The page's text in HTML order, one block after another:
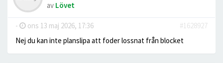
av Lövet
- ons 13 maj 2026, 17:36
#1628927
Nej du kan inte planslipa att foder lossnat från blocket